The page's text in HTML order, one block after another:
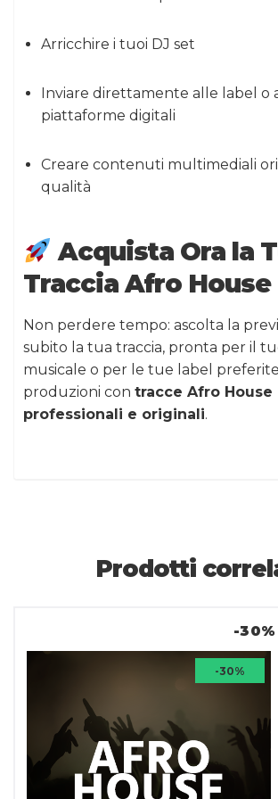
Arricchire i tuoi DJ set
Inviare direttamente alle label o
piattaforme digitali
Creare contenuti multimediali
qualità
Acquista Ora la
Traccia Afro House
Non perdere tempo: ascolta la
subito la tua traccia, pronta per il
musicale o per le tue label
produzioni con tracce Afro House
professionali e originali.
Prodotti
-30%
-30%